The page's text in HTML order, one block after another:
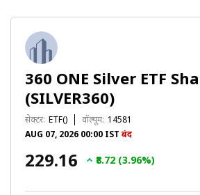
360 ONE Silver ETF
(SILVER360)
सेक्टर: ETF() वॉल्यूम: 14581
AUG 07, 2026 00:00 IST बंद
₹229.16 ₹8.72 (3.96%)